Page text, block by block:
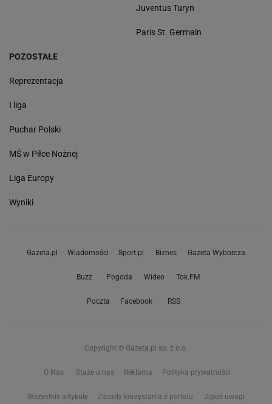
Juventus Turyn
Paris St. Germain
POZOSTAŁE
Reprezentacja
I liga
Puchar Polski
MŚ w Piłce Nożnej
Liga Europy
Wyniki
Gazeta.pl Wiadomości Sport.pl Biznes Gazeta Wyborcza
Buzz Pogoda Wideo Tok.FM
Poczta Facebook RSS
Copyright © Gazeta.pl sp. z o.o.
O Nas Staże u nas Reklama Polityka prywatności
Wszystkie artykuły Zasady korzystania z portalu Zgłoś uwagi